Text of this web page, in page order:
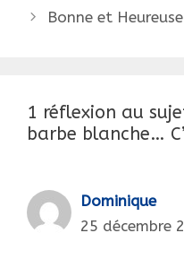
Bonne et
1 réflexion au
barbe blanche…
Dominique
25 décembre